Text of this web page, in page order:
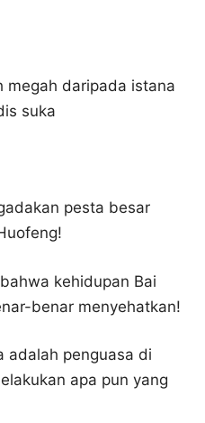
megah daripada istana
suka
pesta besar
kehidupan Bai
benar menyehatkan!
adalah penguasa di
apa pun yang